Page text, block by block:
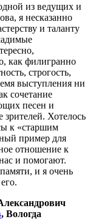
из ведущих и
я несказанно
и таланту
как филигранно
строгость,
выступления ни
сочетание
песен и
зрителей. Хотелось
к «старшим
пример для
отношение к
и помогают.
и я очень
, Вологда